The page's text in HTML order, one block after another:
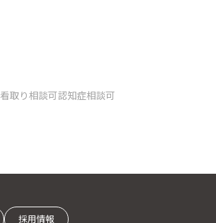
看取り相談可認知症相談可
採用情報